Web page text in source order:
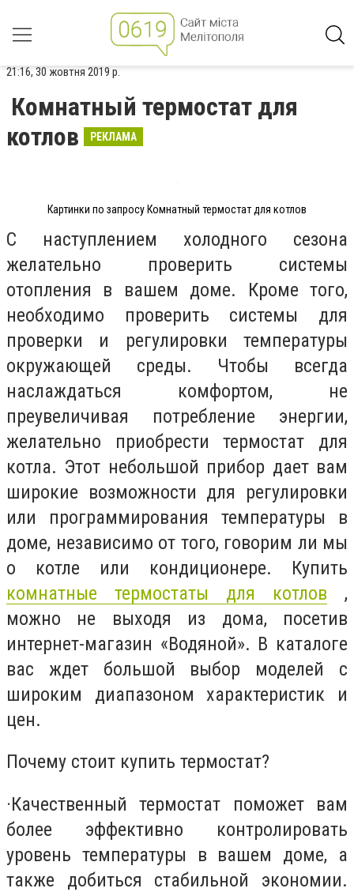
21:16, 30 жовтня 2019 р.
Комнатный термостат для
котлов
РЕКЛАМА
Картинки по запросу Комнатный термостат для котлов
С наступлением холодного сезона
желательно проверить системы
отопления в вашем доме. Кроме того,
необходимо проверить системы для
проверки и регулировки температуры
окружающей среды. Чтобы всегда
наслаждаться комфортом, не
преувеличивая потребление энергии,
желательно приобрести термостат для
котла. Этот небольшой прибор дает вам
широкие возможности для регулировки
или программирования температуры в
доме, независимо от того, говорим ли мы
о котле или кондиционере. Купить
комнатные термостаты для котлов ,
можно не выходя из дома, посетив
интернет-магазин «Водяной». В каталоге
вас ждет большой выбор моделей с
широким диапазоном характеристик и
цен.
Почему стоит купить термостат?
·Качественный термостат поможет вам
более эффективно контролировать
уровень температуры в вашем доме, а
также добиться стабильной экономии.